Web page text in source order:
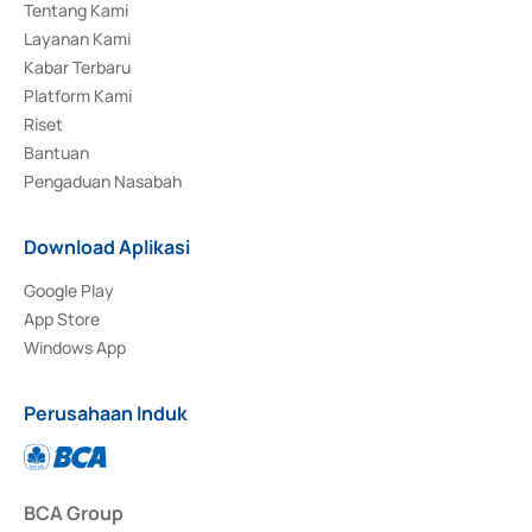
Tentang Kami
Layanan Kami
Kabar Terbaru
Platform Kami
Riset
Bantuan
Pengaduan Nasabah
Download Aplikasi
Google Play
App Store
Windows App
Perusahaan Induk
BCA Group